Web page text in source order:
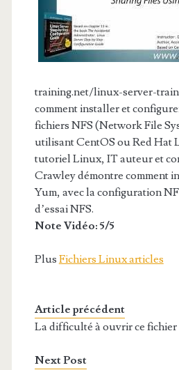
training.net/linux-server-
comment installer et
fichiers NFS (Network File
utilisant CentOS ou Red Hat
tutoriel Linux, IT auteur et
Crawley démontre comment
Yum, avec la configuration
d’essai NFS.
Note Vidéo: 5/5
Plus Fichiers Linux articles
Article précédent
La difficulté à ouvrir ce
Next Post